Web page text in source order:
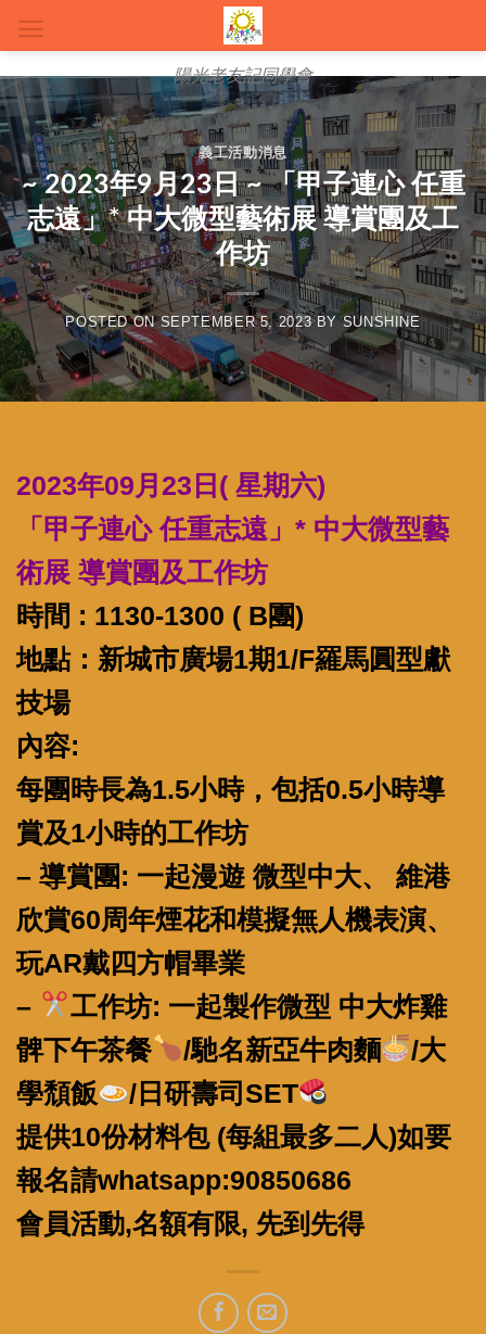
content
陽光老友記同學會
義工活動消息
~ 2023年9月23日 ~ 「甲子連心 任重
志遠」* 中大微型藝術展 導賞團及工
作坊
POSTED ONSEPTEMBER 5, 2023BY SUNSHINE
2023年09月23日( 星期六)
「甲子連心 任重志遠」* 中大微型藝
術展 導賞團及工作坊
時間 : 1130-1300 ( B團)
地點：新城市廣場1期1/F羅馬圓型獻
技場
內容:
每團時長為1.5小時，包括0.5小時導
賞及1小時的工作坊
– 導賞團: 一起漫遊 微型中大、 維港
欣賞60周年煙花和模擬無人機表演、
玩AR戴四方帽畢業
–
工作坊: 一起製作微型 中大炸雞
髀下午茶餐
/馳名新亞牛肉麵
/大
學頹飯
/日研壽司SET
提供10份材料包 (每組最多二人)如要
報名請whatsapp:90850686
會員活動,名額有限, 先到先得